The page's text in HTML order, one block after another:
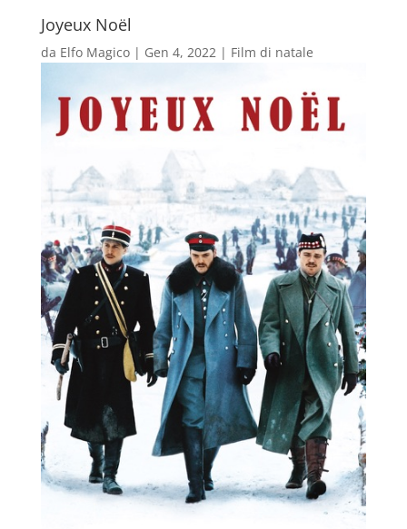
Joyeux Noël
da Elfo Magico| Gen 4, 2022| Film di natale